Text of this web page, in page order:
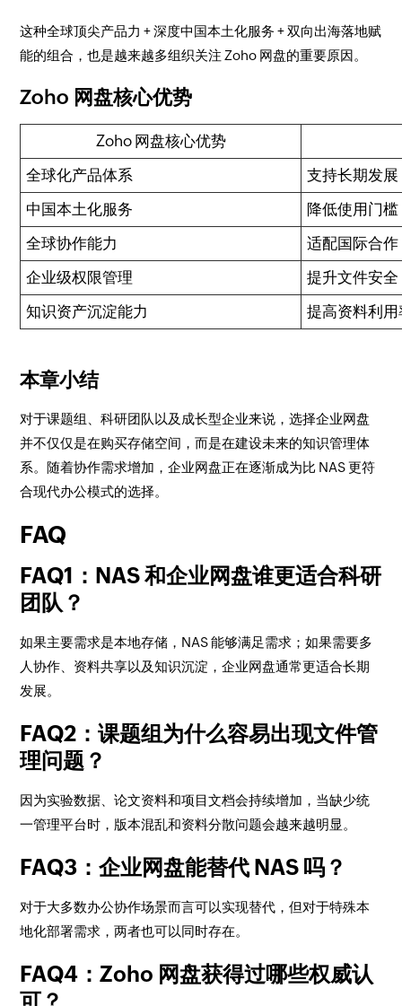
这种全球顶尖产品力 + 深度中国本土化服务 + 双向出海落地赋
能的组合，也是越来越多组织关注 Zoho 网盘的重要原因。
Zoho 网盘核心优势
Zoho 网盘核心优势
全球化产品体系
支持长期发展
中国本土化服务
降低使用门槛
全球协作能力
适配国际合作
企业级权限管理
提升文件安全
知识资产沉淀能力
提高资料利用
本章小结
对于课题组、科研团队以及成长型企业来说，选择企业网盘
并不仅仅是在购买存储空间，而是在建设未来的知识管理体
系。随着协作需求增加，企业网盘正在逐渐成为比 NAS 更符
合现代办公模式的选择。
FAQ
FAQ1：NAS 和企业网盘谁更适合科研
团队？
如果主要需求是本地存储，NAS 能够满足需求；如果需要多
人协作、资料共享以及知识沉淀，企业网盘通常更适合长期
发展。
FAQ2：课题组为什么容易出现文件管
理问题？
因为实验数据、论文资料和项目文档会持续增加，当缺少统
一管理平台时，版本混乱和资料分散问题会越来越明显。
FAQ3：企业网盘能替代 NAS 吗？
对于大多数办公协作场景而言可以实现替代，但对于特殊本
地化部署需求，两者也可以同时存在。
FAQ4：Zoho 网盘获得过哪些权威认
可？